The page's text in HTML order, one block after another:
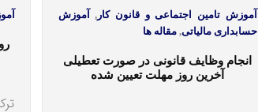
آموزش تامین اجتماعی و قانون کار ,
آموزش
حسابداری مالیاتی,مقاله ها
انجام وظایف قانونی در صورت تعطیلی
آخرین روز مهلت تعیین شده